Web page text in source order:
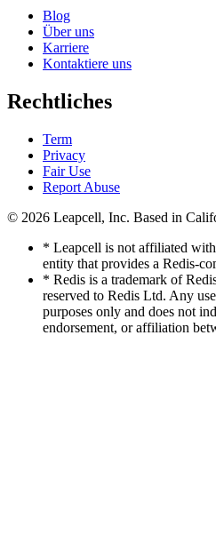
Blog
Über uns
Karriere
Kontaktiere uns
Rechtliches
Term
Privacy
Fair Use
Report Abuse
© 2026 Leapcell, Inc. Based in
* Leapcell is not affiliated
entity that provides a Redis-
* Redis is a trademark of
reserved to Redis Ltd. Any
purposes only and does not
endorsement, or affiliation